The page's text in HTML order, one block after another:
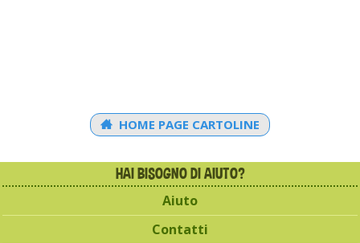
HOME PAGE CARTOLINE
HAI BISOGNO DI AIUTO?
Aiuto
Contatti